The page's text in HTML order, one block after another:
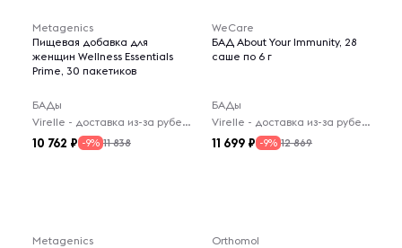
Metagenics
Пищевая добавка для
женщин Wellness Essentials
Prime, 30 пакетиков
БАДы
Virelle - доставка из-за рубежа
10 762 -9% 11 838
WeCare
БАД About Your Immunity, 28
саше по 6 г
БАДы
Virelle - доставка из-за рубежа
11 699 -9% 12 869
Metagenics Orthomol